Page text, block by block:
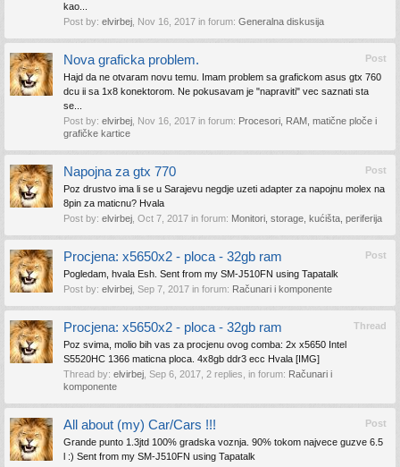
kao...
Post by: elvirbej Nov 16, 2017 in forum: Generalna diskusija
Post
Nova graficka problem.
Hajd da ne otvaram novu temu. Imam problem sa grafickom asus gtx 760
dcu ii sa 1x8 konektorom. Ne pokusavam je "napraviti" vec saznati sta
se...
Post by: elvirbej Nov 16, 2017 in forum: Procesori, RAM, matične ploče i
grafičke kartice
Post
Napojna za gtx 770
Poz drustvo ima li se u Sarajevu negdje uzeti adapter za napojnu molex na
8pin za maticnu? Hvala
Post by: elvirbej Oct 7, 2017 in forum: Monitori, storage, kućišta, periferija
Post
Procjena: x5650x2 - ploca - 32gb ram
Pogledam, hvala Esh. Sent from my SM-J510FN using Tapatalk
Post by: elvirbej Sep 7, 2017 in forum: Računari i komponente
Thread
Procjena: x5650x2 - ploca - 32gb ram
Poz svima, molio bih vas za procjenu ovog comba: 2x x5650 Intel
S5520HC 1366 maticna ploca. 4x8gb ddr3 ecc Hvala [IMG]
Thread by: elvirbej Sep 6, 2017 , 2 replies, in forum: Računari i
komponente
Post
All about (my) Car/Cars !!!
Grande punto 1.3jtd 100% gradska voznja. 90% tokom najvece guzve 6.5
l :) Sent from my SM-J510FN using Tapatalk